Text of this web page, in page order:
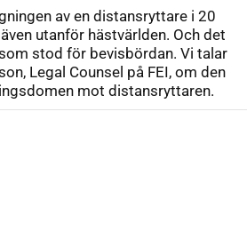
av en distansryttare i 20
utanför hästvärlden. Och det
stod för bevisbördan. Vi talar
Legal Counsel på FEI, om den
mot distansryttaren.